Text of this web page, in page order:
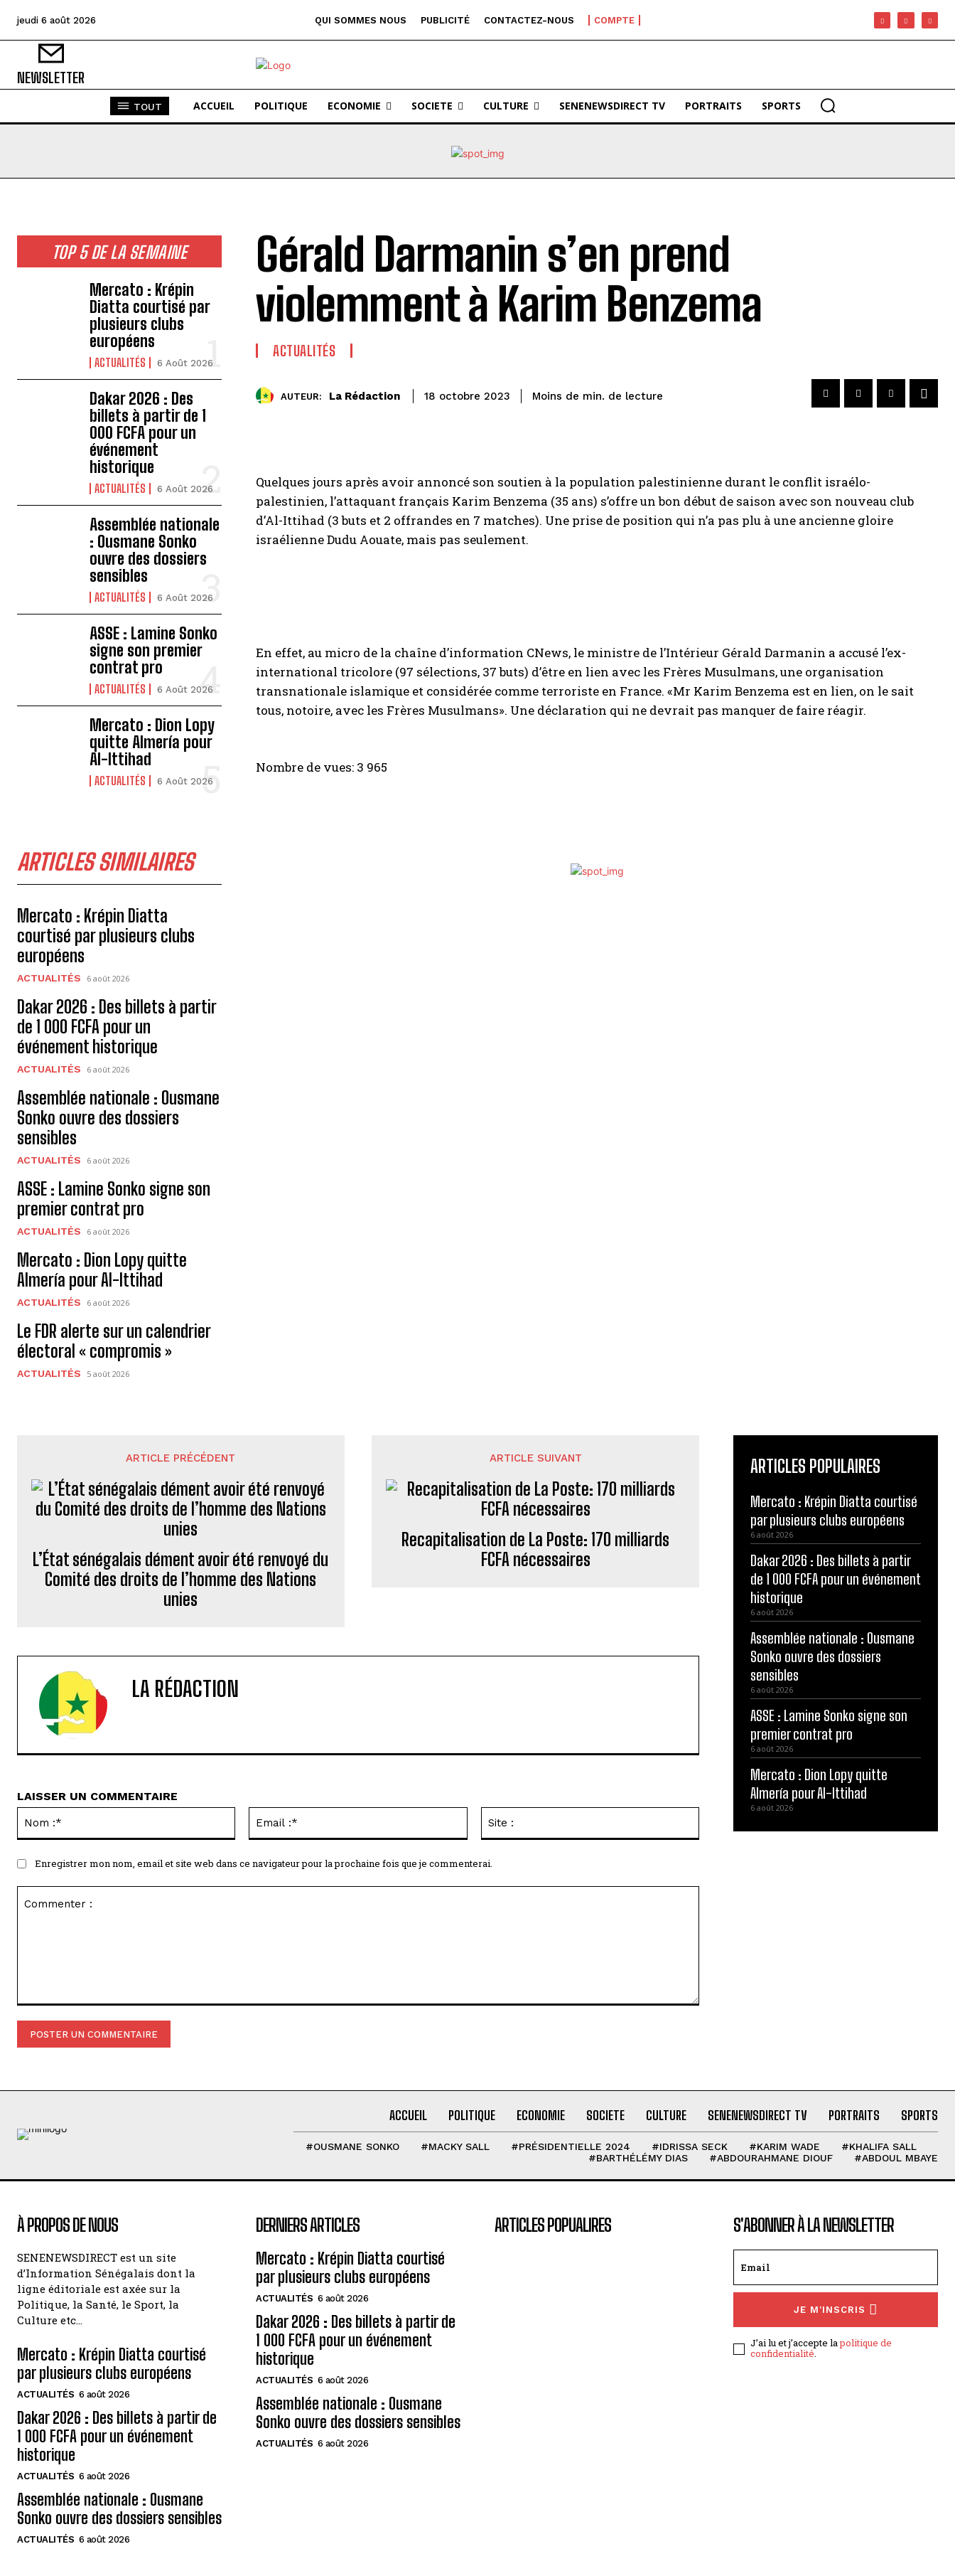
jeudi 6 août 2026 QUI SOMMES NOUS PUBLICITÉ CONTACTEZ-NOUS COMPTE
NEWSLETTER
TOUT ACCUEIL POLITIQUE ECONOMIE SOCIETE CULTURE SENENEWSDIRECT TV PORTRAITS SPORTS
TOP 5 DE LA SEMAINE
Mercato : Krépin
Diatta courtisé par
plusieurs clubs
européens
ACTUALITÉS 6 Août 2026
Dakar 2026 : Des
billets à partir de 1
000 FCFA pour un
événement
historique
ACTUALITÉS 6 Août 2026
Assemblée nationale
: Ousmane Sonko
ouvre des dossiers
sensibles
ACTUALITÉS 6 Août 2026
ASSE : Lamine Sonko
signe son premier
contrat pro
ACTUALITÉS 6 Août 2026
Mercato : Dion Lopy
quitte Almería pour
Al-Ittihad
ACTUALITÉS 6 Août 2026
ARTICLES SIMILAIRES
Mercato : Krépin Diatta
courtisé par plusieurs clubs
européens
ACTUALITÉS 6 août 2026
Dakar 2026 : Des billets à partir
de 1 000 FCFA pour un
événement historique
ACTUALITÉS 6 août 2026
Assemblée nationale : Ousmane
Sonko ouvre des dossiers
sensibles
ACTUALITÉS 6 août 2026
ASSE : Lamine Sonko signe son
premier contrat pro
ACTUALITÉS 6 août 2026
Mercato : Dion Lopy quitte
Almería pour Al-Ittihad
ACTUALITÉS 6 août 2026
Le FDR alerte sur un calendrier
électoral « compromis »
ACTUALITÉS 5 août 2026
Gérald Darmanin s’en prend
violemment à Karim Benzema
ACTUALITÉS
AUTEUR: La Rédaction 18 octobre 2023 Moins de min. de lecture
Quelques jours après avoir annoncé son soutien à la population palestinienne durant le conflit israélo-
palestinien, l’attaquant français Karim Benzema (35 ans) s’offre un bon début de saison avec son nouveau club
d’Al-Ittihad (3 buts et 2 offrandes en 7 matches). Une prise de position qui n’a pas plu à une ancienne gloire
israélienne Dudu Aouate, mais pas seulement.
En effet, au micro de la chaîne d’information CNews, le ministre de l’Intérieur Gérald Darmanin a accusé l’ex-
international tricolore (97 sélections, 37 buts) d’être en lien avec les Frères Musulmans, une organisation
transnationale islamique et considérée comme terroriste en France. «Mr Karim Benzema est en lien, on le sait
tous, notoire, avec les Frères Musulmans». Une déclaration qui ne devrait pas manquer de faire réagir.
Nombre de vues: 3 965
ARTICLE PRÉCÉDENT
L’État sénégalais dément avoir été renvoyé du
Comité des droits de l’homme des Nations
unies
ARTICLE SUIVANT
Recapitalisation de La Poste: 170 milliards
FCFA nécessaires
LA RÉDACTION
LAISSER UN COMMENTAIRE
Enregistrer mon nom, email et site web dans ce navigateur pour la prochaine fois que je commenterai.
ARTICLES POPULAIRES
Mercato : Krépin Diatta courtisé
par plusieurs clubs européens
6 août 2026
Dakar 2026 : Des billets à partir
de 1 000 FCFA pour un événement
historique
6 août 2026
Assemblée nationale : Ousmane
Sonko ouvre des dossiers
sensibles
6 août 2026
ASSE : Lamine Sonko signe son
premier contrat pro
6 août 2026
Mercato : Dion Lopy quitte
Almería pour Al-Ittihad
6 août 2026
ACCUEIL POLITIQUE ECONOMIE SOCIETE CULTURE SENENEWSDIRECT TV PORTRAITS SPORTS
#OUSMANE SONKO #MACKY SALL #PRÉSIDENTIELLE 2024 #IDRISSA SECK #KARIM WADE
#KHALIFA SALL
#BARTHÉLÉMY DIAS
#ABDOURAHMANE DIOUF #ABDOUL MBAYE
À PROPOS DE NOUS
SENENEWSDIRECT est un site
d’Information Sénégalais dont la
ligne éditoriale est axée sur la
Politique, la Santé, le Sport, la
Culture etc…
Mercato : Krépin Diatta courtisé
par plusieurs clubs européens
ACTUALITÉS 6 août 2026
Dakar 2026 : Des billets à partir de
1 000 FCFA pour un événement
historique
ACTUALITÉS 6 août 2026
Assemblée nationale : Ousmane
Sonko ouvre des dossiers sensibles
ACTUALITÉS 6 août 2026
DERNIERS ARTICLES
Mercato : Krépin Diatta courtisé
par plusieurs clubs européens
ACTUALITÉS 6 août 2026
Dakar 2026 : Des billets à partir de
1 000 FCFA pour un événement
historique
ACTUALITÉS 6 août 2026
Assemblée nationale : Ousmane
Sonko ouvre des dossiers sensibles
ACTUALITÉS 6 août 2026
ARTICLES POPUALIRES S'ABONNER À LA NEWSLETTER
JE M'INSCRIS
J’ai lu et j’accepte lapolitique de
confidentialité.